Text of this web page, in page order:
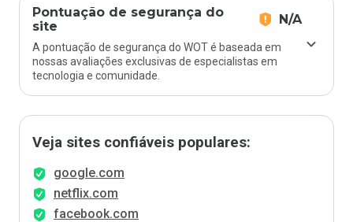
Pontuação de segurança do
site
N/A
A pontuação de segurança do WOT é baseada em
nossas avaliações exclusivas de especialistas em
tecnologia e comunidade.
Veja sites confiáveis populares:
google.com
netflix.com
facebook.com